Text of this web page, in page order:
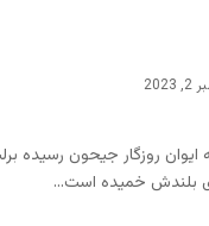
روزگار جیحون رسیده
بلندش خمیده است…